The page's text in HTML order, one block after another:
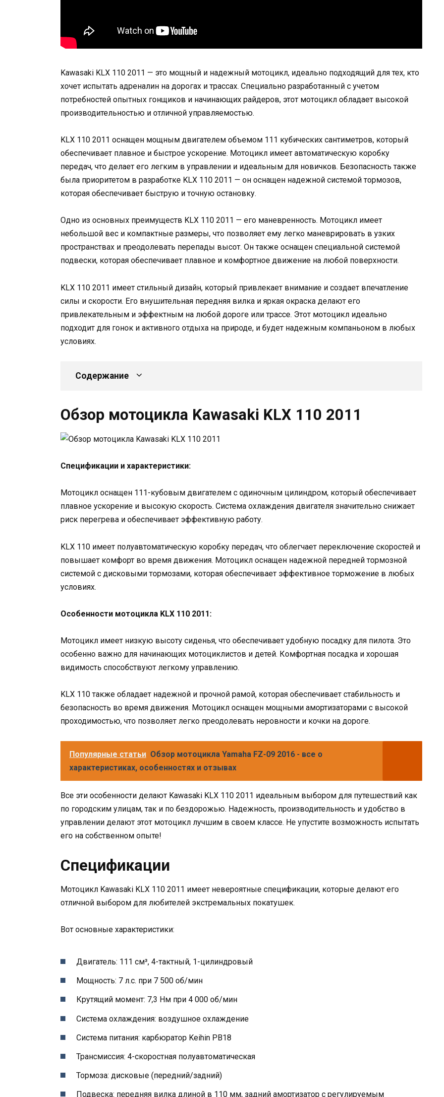
Kawasaki KLX 110 2011 — это мощный и надежный мотоцикл, идеально подходящий для тех, кто
хочет испытать адреналин на дорогах и трассах. Специально разработанный с учетом
потребностей опытных гонщиков и начинающих райдеров, этот мотоцикл обладает высокой
производительностью и отличной управляемостью.
KLX 110 2011 оснащен мощным двигателем объемом 111 кубических сантиметров, который
обеспечивает плавное и быстрое ускорение. Мотоцикл имеет автоматическую коробку
передач, что делает его легким в управлении и идеальным для новичков. Безопасность также
была приоритетом в разработке KLX 110 2011 — он оснащен надежной системой тормозов,
которая обеспечивает быструю и точную остановку.
Одно из основных преимуществ KLX 110 2011 — его маневренность. Мотоцикл имеет
небольшой вес и компактные размеры, что позволяет ему легко маневрировать в узких
пространствах и преодолевать перепады высот. Он также оснащен специальной системой
подвески, которая обеспечивает плавное и комфортное движение на любой поверхности.
KLX 110 2011 имеет стильный дизайн, который привлекает внимание и создает впечатление
силы и скорости. Его внушительная передняя вилка и яркая окраска делают его
привлекательным и эффектным на любой дороге или трассе. Этот мотоцикл идеально
подходит для гонок и активного отдыха на природе, и будет надежным компаньоном в любых
условиях.
Содержание
Обзор мотоцикла Kawasaki KLX 110 2011
Спецификации и характеристики:
Мотоцикл оснащен 111-кубовым двигателем с одиночным цилиндром, который обеспечивает
плавное ускорение и высокую скорость. Система охлаждения двигателя значительно снижает
риск перегрева и обеспечивает эффективную работу.
KLX 110 имеет полуавтоматическую коробку передач, что облегчает переключение скоростей и
повышает комфорт во время движения. Мотоцикл оснащен надежной передней тормозной
системой с дисковыми тормозами, которая обеспечивает эффективное торможение в любых
условиях.
Особенности мотоцикла KLX 110 2011:
Мотоцикл имеет низкую высоту сиденья, что обеспечивает удобную посадку для пилота. Это
особенно важно для начинающих мотоциклистов и детей. Комфортная посадка и хорошая
видимость способствуют легкому управлению.
KLX 110 также обладает надежной и прочной рамой, которая обеспечивает стабильность и
безопасность во время движения. Мотоцикл оснащен мощными амортизаторами с высокой
проходимостью, что позволяет легко преодолевать неровности и кочки на дороге.
Популярные статьи Обзор мотоцикла Yamaha FZ-09 2016 - все о
характеристиках, особенностях и отзывах
Все эти особенности делают Kawasaki KLX 110 2011 идеальным выбором для путешествий как
по городским улицам, так и по бездорожью. Надежность, производительность и удобство в
управлении делают этот мотоцикл лучшим в своем классе. Не упустите возможность испытать
его на собственном опыте!
Спецификации
Мотоцикл Kawasaki KLX 110 2011 имеет невероятные спецификации, которые делают его
отличной выбором для любителей экстремальных покатушек.
Вот основные характеристики:
Двигатель: 111 см³, 4-тактный, 1-цилиндровый
Мощность: 7 л.с. при 7 500 об/мин
Крутящий момент: 7,3 Нм при 4 000 об/мин
Система охлаждения: воздушное охлаждение
Система питания: карбюратор Keihin PB18
Трансмиссия: 4-скоростная полуавтоматическая
Тормоза: дисковые (передний/задний)
Подвеска: передняя вилка длиной в 110 мм, задний амортизатор с регулируемым